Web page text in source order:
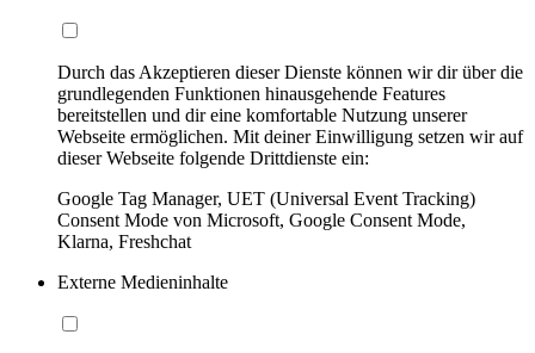
Durch das Akzeptieren dieser Dienste können wir dir über die
grundlegenden Funktionen hinausgehende Features
bereitstellen und dir eine komfortable Nutzung unserer
Webseite ermöglichen. Mit deiner Einwilligung setzen wir auf
dieser Webseite folgende Drittdienste ein:
Google Tag Manager, UET (Universal Event Tracking)
Consent Mode von Microsoft, Google Consent Mode,
Klarna, Freshchat
Externe Medieninhalte